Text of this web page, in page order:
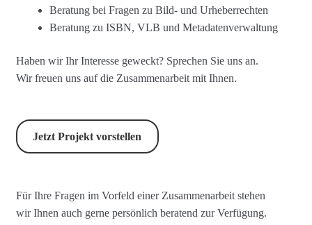
Beratung bei Fragen zu Bild- und Urheberrechten
Beratung zu ISBN, VLB und Metadatenverwaltung
Haben wir Ihr Interesse geweckt? Sprechen Sie uns an.
Wir freuen uns auf die Zusammenarbeit mit Ihnen.
Jetzt Projekt vorstellen
Für Ihre Fragen im Vorfeld einer Zusammenarbeit stehen
wir Ihnen auch gerne persönlich beratend zur Verfügung.